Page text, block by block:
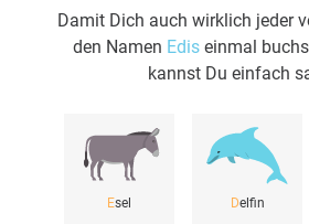
Damit Dich auch wirklich jeder
den Namen Ediseinmal
kannst Du einfach
Esel Delfin